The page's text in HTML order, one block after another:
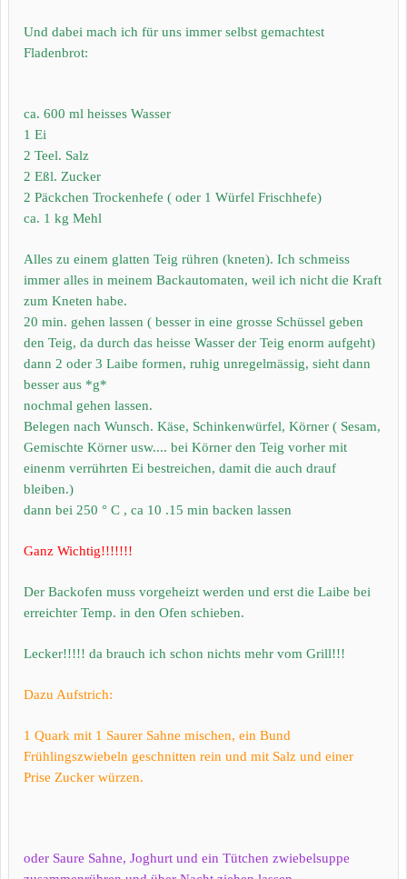
Und dabei mach ich für uns immer selbst gemachtest
Fladenbrot:
ca. 600 ml heisses Wasser
1 Ei
2 Teel. Salz
2 Eßl. Zucker
2 Päckchen Trockenhefe ( oder 1 Würfel Frischhefe)
ca. 1 kg Mehl
Alles zu einem glatten Teig rühren (kneten). Ich schmeiss
immer alles in meinem Backautomaten, weil ich nicht die Kraft
zum Kneten habe.
20 min. gehen lassen ( besser in eine grosse Schüssel geben
den Teig, da durch das heisse Wasser der Teig enorm aufgeht)
dann 2 oder 3 Laibe formen, ruhig unregelmässig, sieht dann
besser aus *g*
nochmal gehen lassen.
Belegen nach Wunsch. Käse, Schinkenwürfel, Körner ( Sesam,
Gemischte Körner usw.... bei Körner den Teig vorher mit
einenm verrührten Ei bestreichen, damit die auch drauf
bleiben.)
dann bei 250 ° C , ca 10 .15 min backen lassen
Ganz Wichtig!!!!!!!
Der Backofen muss vorgeheizt werden und erst die Laibe bei
erreichter Temp. in den Ofen schieben.
Lecker!!!!! da brauch ich schon nichts mehr vom Grill!!!
Dazu Aufstrich:
1 Quark mit 1 Saurer Sahne mischen, ein Bund
Frühlingszwiebeln geschnitten rein und mit Salz und einer
Prise Zucker würzen.
oder Saure Sahne, Joghurt und ein Tütchen zwiebelsuppe